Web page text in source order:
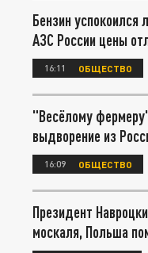
Бензин успокоился
АЗС России цены
16:11 ОБЩЕСТВО
"Весёлому
выдворение из
16:09 ОБЩЕСТВО
Президент
москаля, Польша